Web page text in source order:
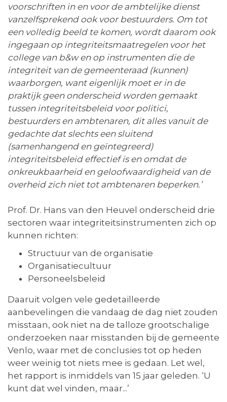
voorschriften in en voor de ambtelijke dienst
vanzelfsprekend ook voor bestuurders. Om tot
een volledig beeld te komen, wordt daarom ook
ingegaan op integriteitsmaatregelen voor het
college van b&w en op instrumenten die de
integriteit van de gemeenteraad (kunnen)
waarborgen, want eigenlijk moet er in de
praktijk geen onderscheid worden gemaakt
tussen integriteitsbeleid voor politici,
bestuurders en ambtenaren, dit alles vanuit de
gedachte dat slechts een sluitend
(samenhangend en geïntegreerd)
integriteitsbeleid effectief is en omdat de
onkreukbaarheid en geloofwaardigheid van de
overheid zich niet tot ambtenaren beperken.’
Prof. Dr. Hans van den Heuvel onderscheid drie
sectoren waar integriteitsinstrumenten zich op
kunnen richten:
Structuur van de organisatie
Organisatiecultuur
Personeelsbeleid
Daaruit volgen vele gedetailleerde
aanbevelingen die vandaag de dag niet zouden
misstaan, ook niet na de talloze grootschalige
onderzoeken naar misstanden bij de gemeente
Venlo, waar met de conclusies tot op heden
weer weinig tot niets mee is gedaan. Let wel,
het rapport is inmiddels van 15 jaar geleden. ‘U
kunt dat wel vinden, maar...’